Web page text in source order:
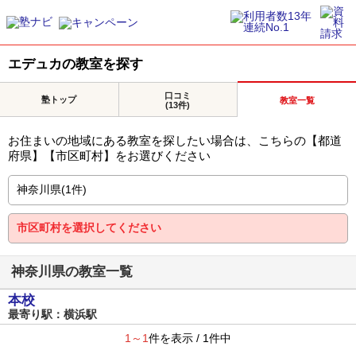
エデュカの教室を探す
塾トップ
口コミ
(13件)
教室一覧
お住まいの地域にある教室を探したい場合は、こちらの【都道
府県】【市区町村】をお選びください
神奈川県の教室一覧
本校
最寄り駅：横浜駅
1～1件を表示 / 1件中